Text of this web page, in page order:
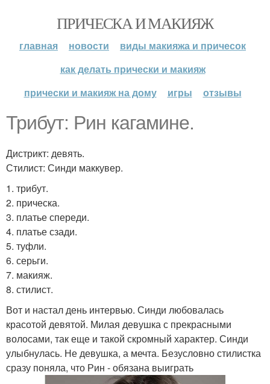
ПРИЧЕСКА И МАКИЯЖ
главная новости
виды макияжа и причесок
как делать прически и макияж
прически и макияж на дому
игры отзывы
Трибут: Рин кагамине.
Дистрикт: девять.
Стилист: Синди маккувер.
1. трибут.
2. прическа.
3. платье спереди.
4. платье сзади.
5. туфли.
6. серьги.
7. макияж.
8. стилист.
Вот и настал день интервью. Синди любовалась
красотой девятой. Милая девушка с прекрасными
волосами, так еще и такой скромный характер. Синди
улыбнулась. Не девушка, а мечта. Безусловно стилистка
сразу поняла, что Рин - обязана выиграть